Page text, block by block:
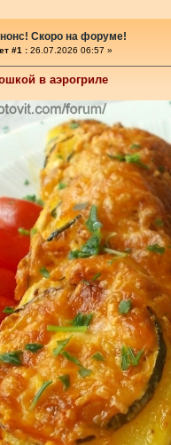
Скоро на форуме!
#1 : 26.07.2026 06:57 »
в аэрогриле